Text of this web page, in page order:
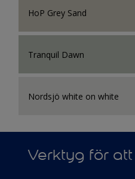
HoP Grey Sand
Tranquil Dawn
Nordsjö white on white
Verktyg för